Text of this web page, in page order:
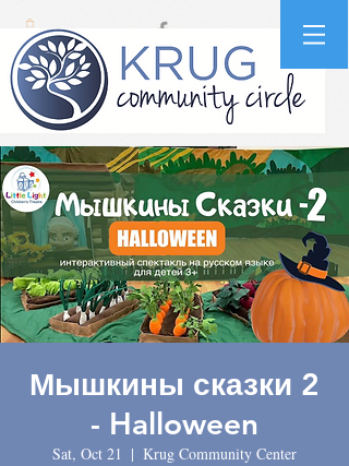
Мышкины сказки 2
- Halloween
Sat, Oct 21
  |
Krug Community Center